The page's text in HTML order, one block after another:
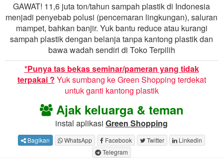
GAWAT! 11,6 juta ton/tahun sampah plastik di Indonesia
menjadi penyebab polusi (pencemaran lingkungan), saluran
mampet, bahkan banjir. Yuk bantu reduce atau kurangi
sampah plastik dengan belanja tanpa kantong plastik dan
bawa wadah sendiri di Toko Terpilih
*Punya tas bekas seminar/pameran yang tidak
terpakai ? Yuk sumbang ke Green Shopping terdekat
untuk ganti kantong plastik
Ajak keluarga & teman
instal aplikasi Green Shopping
Bagikan WhatsApp Facebook Twitter
Linkedin
Telegram